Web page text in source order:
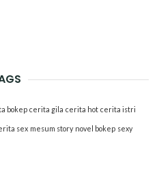
bokep cerita gila cerita hot cerita istri
sex mesum story novel bokep sexy